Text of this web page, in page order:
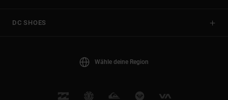
DC SHOES
Wähle deine Region